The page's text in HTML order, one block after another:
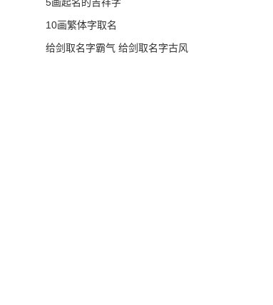
10画繁体字取名
给剑取名字霸气 给剑取名字古风